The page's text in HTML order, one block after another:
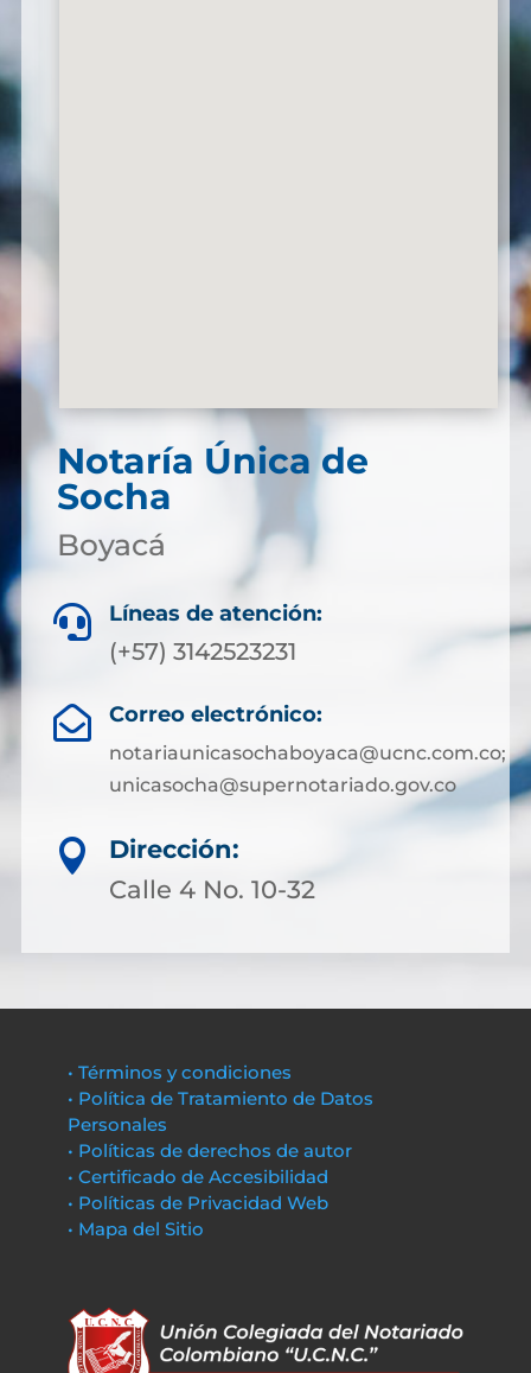
Notaría Única de
Socha
Boyacá
 Líneas de atención:
(+57) 3142523231
 Correo electrónico:
notariaunicasochaboyaca@ucnc.com.co;
unicasocha@supernotariado.gov.co

Dirección:
Calle 4 No. 10-32
• Términos y condiciones
• Política de Tratamiento de Datos
Personales
• Políticas de derechos de autor
• Certificado de Accesibilidad
• Políticas de Privacidad Web
• Mapa del Sitio